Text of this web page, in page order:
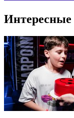
Интересные